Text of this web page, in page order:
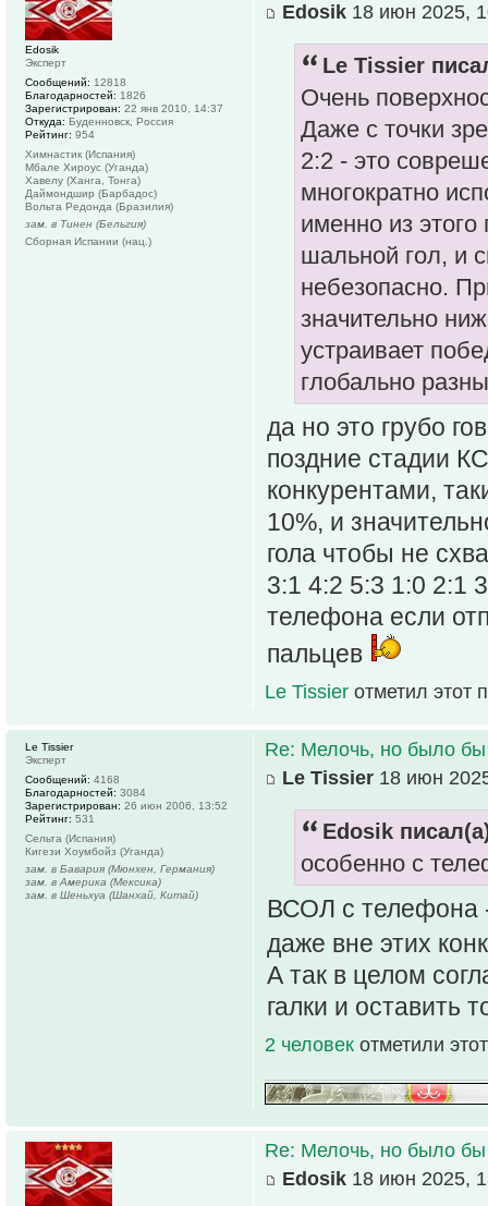
Edosik 18 июн 2025,
Le Tissier
Очень
Даже с точки
2:2 - это
многократно
именно из
шальной гол, и
небезопасно.
значительно
устраивает
глобально
да но это грубо
поздние стадии
конкурентами,
10%, и
гола чтобы не
3:1 4:2 5:3 1:0 2:1
телефона если
пальцев
Le Tissier отметил этот
Edosik
Эксперт
Сообщений: 12818
Благодарностей: 1826
Зарегистрирован: 22 янв 2010, 14:37
Откуда: Буденновск, Россия
Рейтинг: 954
Химнастик (Испания)
Мбале Хироус (Уганда)
Хавелу (Ханга, Тонга)
Даймондшир (Барбадос)
Вольта Редонда (Бразилия)
зам. в Тинен (Бельгия)
Сборная Испании (нац.)
Re: Мелочь, но было бы
Le Tissier 18 июн
Edosik
особенно с
ВСОЛ с телефона
даже вне этих
А так в целом
галки и оставить
2 человек отметили
Le Tissier
Эксперт
Сообщений: 4168
Благодарностей: 3084
Зарегистрирован: 26 июн 2006, 13:52
Рейтинг: 531
Сельта (Испания)
Кигези Хоумбойз (Уганда)
зам. в Бавария (Мюнхен, Германия)
зам. в Америка (Мексика)
зам. в Шеньхуа (Шанхай, Китай)
Re: Мелочь, но было бы
Edosik 18 июн 2025,